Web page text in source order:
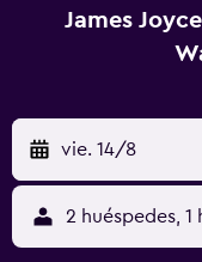
James
vie. 14/8
2 huéspedes, 1